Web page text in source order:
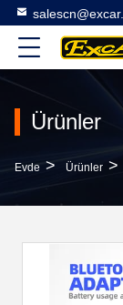
Ürünler
Evde > Ürünler >